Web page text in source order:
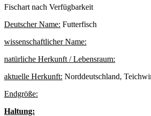
Fischart nach Verfügbarkeit
Deutscher Name: Futterfisch
wissenschaftlicher Name:
natürliche Herkunft / Lebensraum:
aktuelle Herkunft: Norddeutschland,
Endgröße:
Haltung: